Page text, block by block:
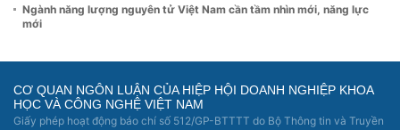
Ngành năng lượng nguyên tử Việt Nam cần tầm nhìn mới, năng lực
mới
CƠ QUAN NGÔN LUẬN CỦA HIỆP HỘI DOANH NGHIỆP KHOA
HỌC VÀ CÔNG NGHỆ VIỆT NAM
Giấy phép hoạt động báo chí số 512/GP-BTTTT do Bộ Thông tin và Truyền